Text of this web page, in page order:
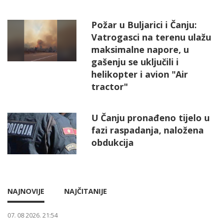
Požar u Buljarici i Čanju:
Vatrogasci na terenu ulažu
maksimalne napore, u
gašenju se uključili i
helikopter i avion "Air
tractor"
U Čanju pronađeno tijelo u
fazi raspadanja, naložena
obdukcija
NAJNOVIJE NAJČITANIJE
07. 08 2026. 21:54